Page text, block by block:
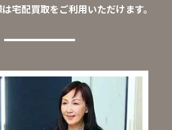
宅配買取をご利用いただけます。